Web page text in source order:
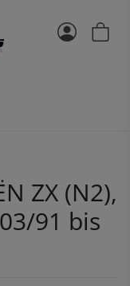
ZX (N2),
91 bis